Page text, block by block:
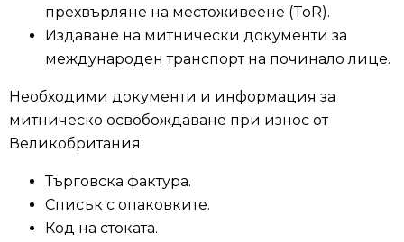
прехвърляне на местоживеене (ToR).
Издаване на митнически документи за
международен транспорт на починало лице.
Необходими документи и информация за
митническо освобождаване при износ от
Великобритания:
Търговска фактура.
Списък с опаковките.
Код на стоката.